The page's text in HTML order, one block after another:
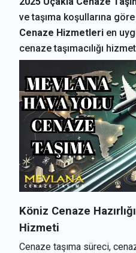
ve taşıma koşullarına
Cenaze Hizmetleri en
cenaze taşımacılığı
Köniz Cenaze
Hizmeti
Cenaze taşıma süreci,